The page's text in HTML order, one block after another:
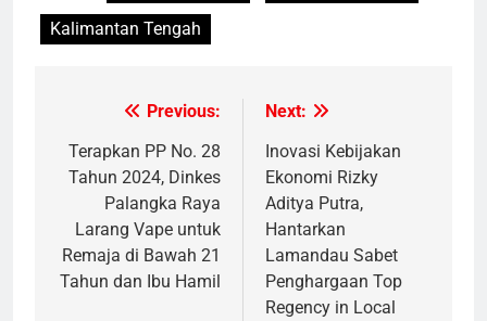
Kalimantan Tengah
navigation
Previous:
Terapkan PP No. 28
Tahun 2024, Dinkes
Palangka Raya
Larang Vape untuk
Remaja di Bawah 21
Tahun dan Ibu Hamil
Next:
Inovasi Kebijakan
Ekonomi Rizky
Aditya Putra,
Hantarkan
Lamandau Sabet
Penghargaan Top
Regency in Local